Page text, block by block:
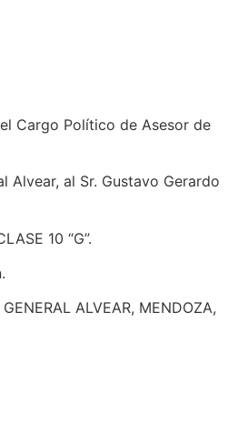
Cargo Político de Asesor de
Alvear, al Sr. Gustavo Gerardo
10 “G”.
ALVEAR, MENDOZA,